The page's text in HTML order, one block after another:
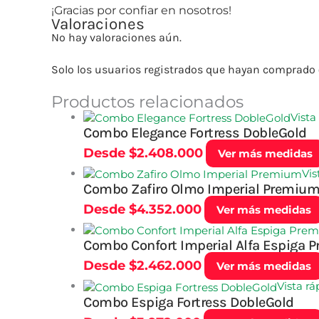
¡Gracias por confiar en nosotros!
Valoraciones
No hay valoraciones aún.
Solo los usuarios registrados que hayan
Productos relacionados
Vista
Combo Elegance Fortress DobleGold
Desde $2.408.000 Ver más medidas
Combo Zafiro Olmo Imperial Premium
Desde $4.352.000 Ver más medidas
Combo Confort Imperial Alfa Espiga
Desde $2.462.000 Ver más medidas
Vista
Combo Espiga Fortress DobleGold